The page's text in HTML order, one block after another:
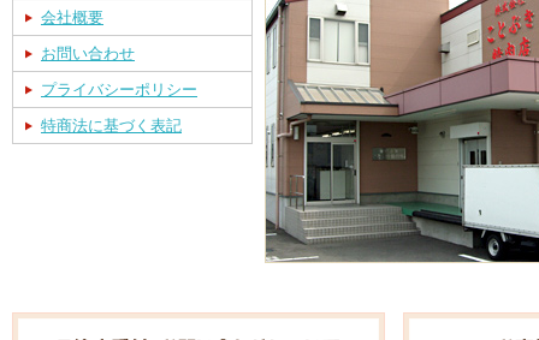
会社概要
お問い合わせ
プライバシーポリシー
特商法に基づく表記